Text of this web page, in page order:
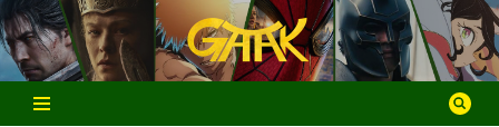
Aller
au
contenu